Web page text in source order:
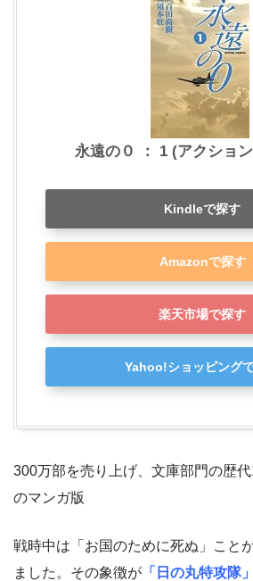
永遠の０ ： 1 (アクショ
Kindleで探す
Amazonで探す
楽天市場で探す
Yahoo!ショッピング
300万部を売り上げ、文庫部門の歴
のマンガ版
戦時中は「お国のために死ぬ」こと
ました。その象徴が 「日の丸特攻隊」